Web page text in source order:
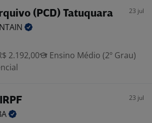
(PCD) Tatuquara 23 jul
2.192,00
Ensino Médio (2º Grau)
23 jul